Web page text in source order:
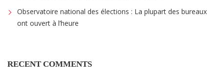
Observatoire national des élections : La plupart des bureaux
ont ouvert à l’heure
RECENT COMMENTS